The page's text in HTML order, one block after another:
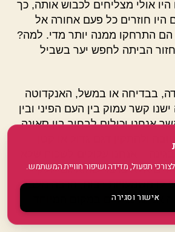
אולי מצליחים לכבוש אותה, כך
חוזרים כל פעם אחורה אל
התרחקו ממנה יותר מדי. למה?
הביתה לחפש יער בשביל
בבדיחה או במשל, האנקדוטה
קשר עמוק בין העם הפיני ובין
אנחנו יכולים לבחור בין סאונה
ולהתקין דגם גדול או קטן
– אנחנו עלולים לשכוח שלא
אלא בדבר שהוא גם חלק
לו משמעויות רבות, הרבה מעבר
אנחנו מגירים במקום המיוחד
תפעול, מדידה ושיפור חוויית המשתמש.
אישור וסגירה